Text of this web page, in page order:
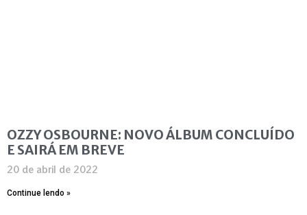
OZZY OSBOURNE: NOVO ÁLBUM CONCLUÍDO
E SAIRÁ EM BREVE
20 de abril de 2022
Continue lendo »